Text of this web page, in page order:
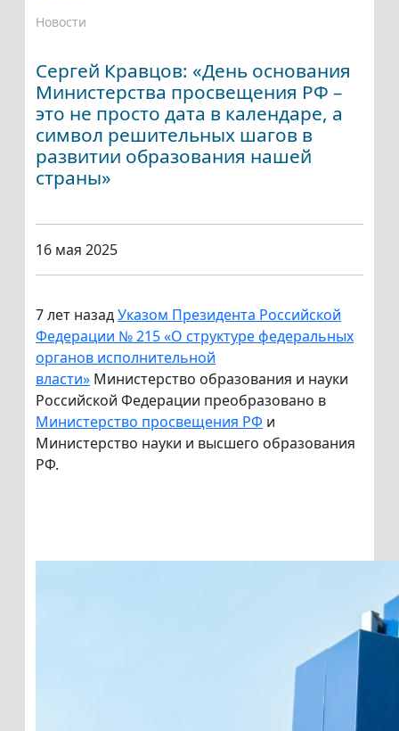
Новости
Сергей Кравцов: «День основания
Министерства просвещения РФ –
это не просто дата в календаре, а
символ решительных шагов в
развитии образования нашей
страны»
16 мая 2025
7 лет назадУказом Президента Российской
Федерации № 215 «О структуре федеральных
органов исполнительной
власти» Министерство образования и науки
Российской Федерации преобразовано в
Министерство просвещения РФ и
Министерство науки и высшего образования
РФ.